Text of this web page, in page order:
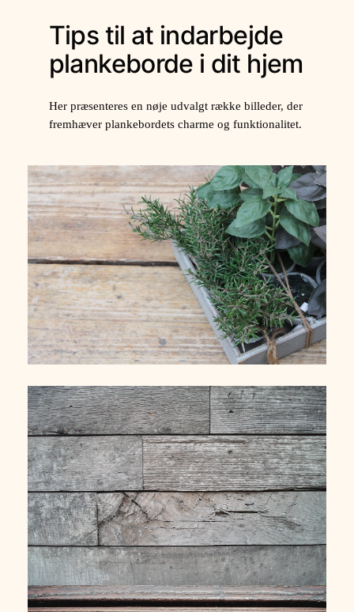
Tips til at indarbejde
plankeborde i dit hjem
Her præsenteres en nøje udvalgt række billeder, der
fremhæver plankebordets charme og funktionalitet.